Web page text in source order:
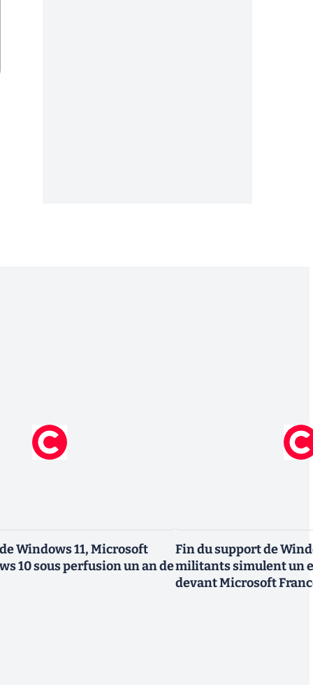
Windows 11, Microsoft
10 sous perfusion un an de
Fin du support de
militants simulent un
devant Microsoft